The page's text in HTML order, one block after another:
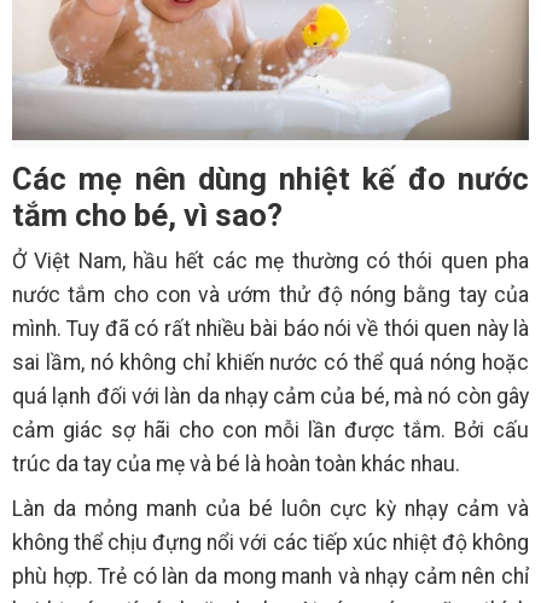
Các mẹ nên dùng nhiệt kế đo nước
tắm cho bé, vì sao?
Ở Việt Nam, hầu hết các mẹ thường có thói quen pha
nước tắm cho con và ướm thử độ nóng bằng tay của
mình. Tuy đã có rất nhiều bài báo nói về thói quen này là
sai lầm, nó không chỉ khiến nước có thể quá nóng hoặc
quá lạnh đối với làn da nhạy cảm của bé, mà nó còn gây
cảm giác sợ hãi cho con mỗi lần được tắm. Bởi cấu
trúc da tay của mẹ và bé là hoàn toàn khác nhau.
Làn da mỏng manh của bé luôn cực kỳ nhạy cảm và
không thể chịu đựng nổi với các tiếp xúc nhiệt độ không
phù hợp. Trẻ có làn da mong manh và nhạy cảm nên chỉ